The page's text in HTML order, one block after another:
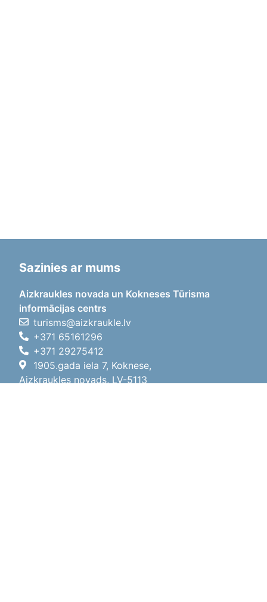
Sazinies ar mums
Aizkraukles novada un Kokneses Tūrisma
informācijas centrs
turisms@aizkraukle.lv
+371 65161296
+371 29275412
1905.gada iela 7, Koknese,
Aizkraukles novads, LV-5113